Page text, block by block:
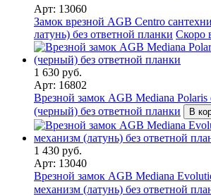
Арт: 13060
Замок врезной AGB Centro
латунь) без ответной планки Скоро
1 630 руб.
Арт: 16802
Врезной замок AGB Mediana Polaris
(черный) без ответной планки
В
1 430 руб.
Арт: 13040
Врезной замок AGB Mediana
механизм (латунь) без ответной